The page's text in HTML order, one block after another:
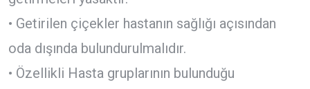
• Getirilen çiçekler hastanın sağlığı açısından
oda dışında bulundurulmalıdır.
• Özellikli Hasta gruplarının bulunduğu